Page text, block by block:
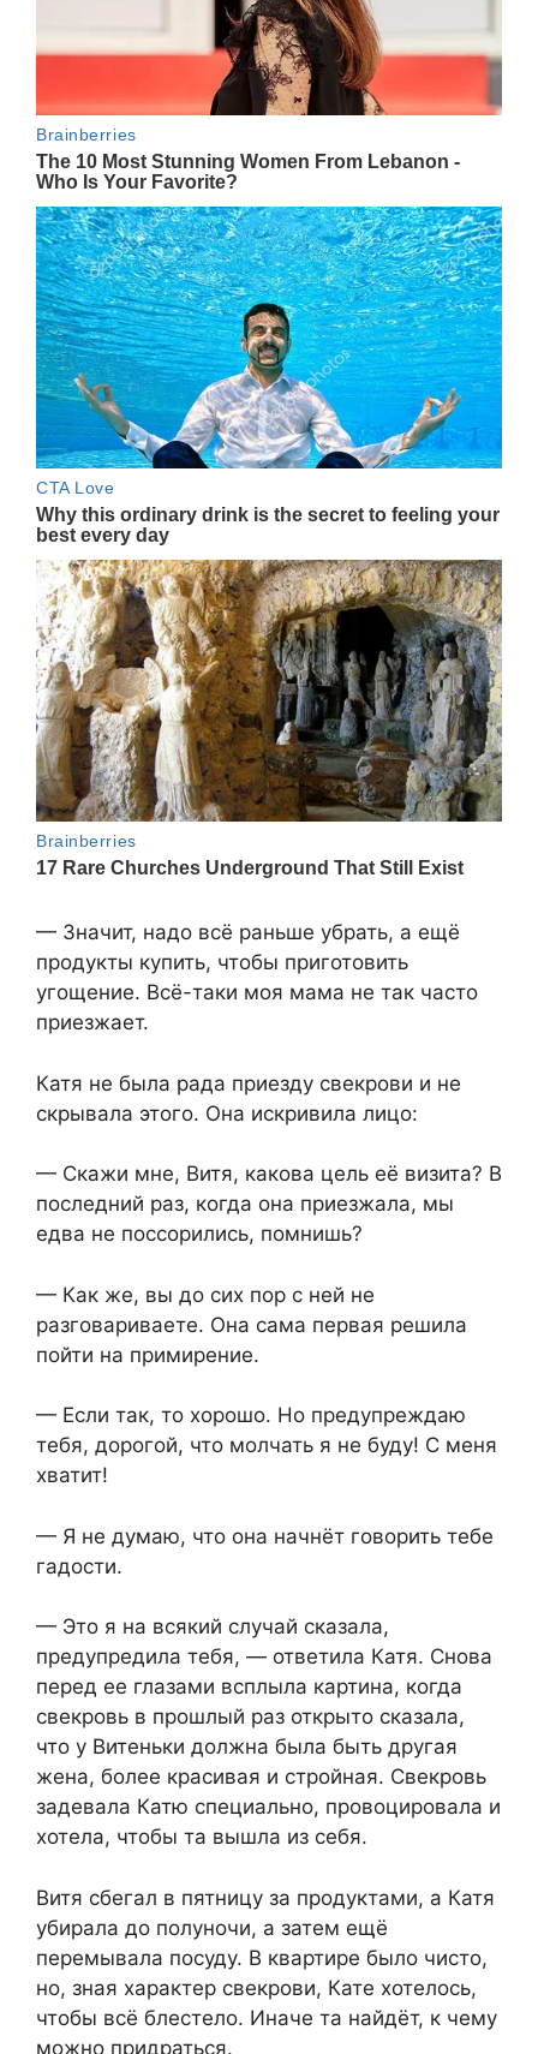
— Значит, надо всё раньше убрать, а ещё
продукты купить, чтобы приготовить
угощение. Всё-таки моя мама не так часто
приезжает.
Катя не была рада приезду свекрови и не
скрывала этого. Она искривила лицо:
— Скажи мне, Витя, какова цель её визита? В
последний раз, когда она приезжала, мы
едва не поссорились, помнишь?
— Как же, вы до сих пор с ней не
разговариваете. Она сама первая решила
пойти на примирение.
— Если так, то хорошо. Но предупреждаю
тебя, дорогой, что молчать я не буду! С меня
хватит!
— Я не думаю, что она начнёт говорить тебе
гадости.
— Это я на всякий случай сказала,
предупредила тебя, — ответила Катя. Снова
перед ее глазами всплыла картина, когда
свекровь в прошлый раз открыто сказала,
что у Витеньки должна была быть другая
жена, более красивая и стройная. Свекровь
задевала Катю специально, провоцировала и
хотела, чтобы та вышла из себя.
Витя сбегал в пятницу за продуктами, а Катя
убирала до полуночи, а затем ещё
перемывала посуду. В квартире было чисто,
но, зная характер свекрови, Кате хотелось,
чтобы всё блестело. Иначе та найдёт, к чему
можно придраться.